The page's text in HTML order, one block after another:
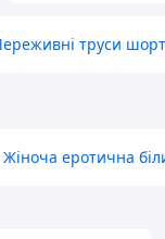
труси
Жіноча еротична